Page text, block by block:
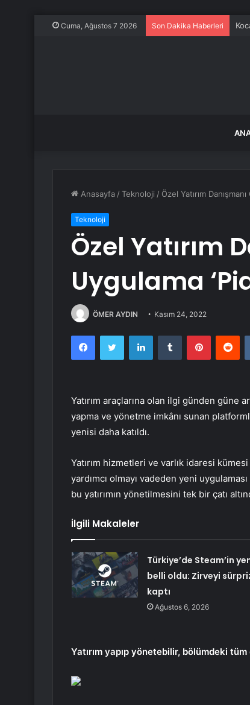
Cuma, Ağustos 7 2026 Son Dakika Haberleri
Anasayfa /Teknoloji / Özel Yatırım
Teknoloji
Özel Yatırım
Uygulama
ÖMER AYDIN Kasım 24, 2022
FacebookTwitter LinkedInTumblr Pinterest
Yatırım araçlarına olan ilgi günden güne
yapma ve yönetme imkânı sunan
yenisi daha katıldı.
Yatırım hizmetleri ve varlık idaresi kümesi
yardımcı olmayı vadeden yeni uygulaması
bu yatırımın yönetilmesini tek bir çatı
İlgili Makaleler
Türkiye’de Steam’in
belli oldu: Zirveyi
kaptı
Ağustos 6, 2026
Yatırım yapıp yönetebilir, bölümdeki